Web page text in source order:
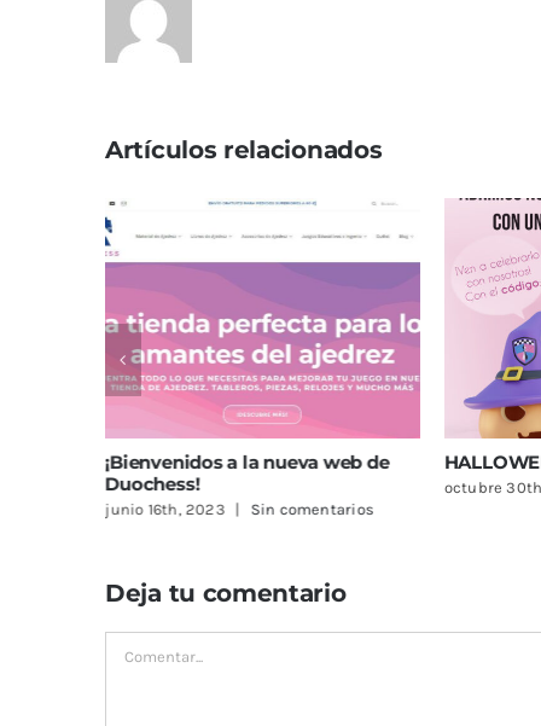
Artículos relacionados
¡Bienvenidos a la nueva web de
Duochess!
junio 16th, 2023 Sin comentarios
octubre
Deja tu comentario
Comentar